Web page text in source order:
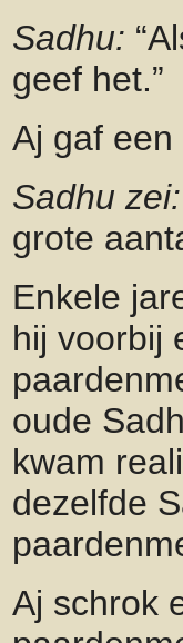
Sadhu:
geef het.”
Aj gaf
Sadhu zei:
grote
Enkele
hij voorbij
oude
kwam
dezelfde
Aj schrok